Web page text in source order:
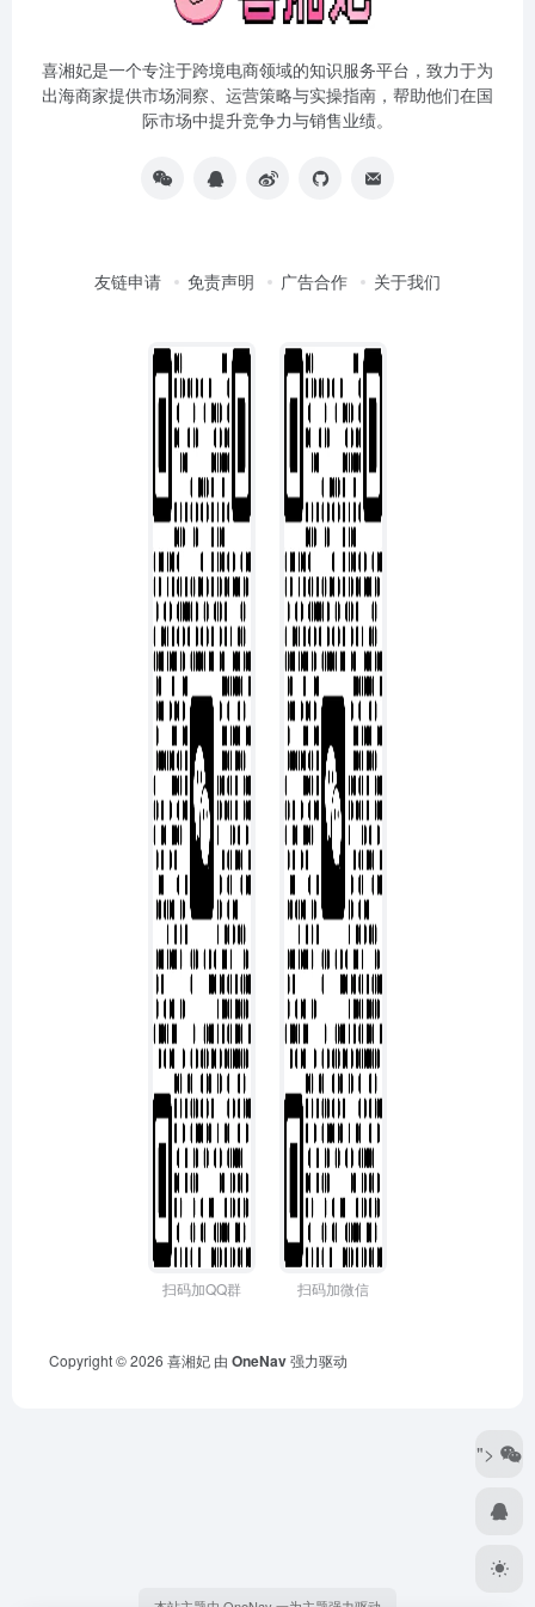
喜湘妃是一个专注于跨境电商领域的知识服务平台，致力于为
出海商家提供市场洞察、运营策略与实操指南，帮助他们在国
际市场中提升竞争力与销售业绩。
友链申请 免责声明 广告合作 关于我们
扫码加QQ群 扫码加微信
Copyright © 2026 喜湘妃 由 OneNav强力驱动
">